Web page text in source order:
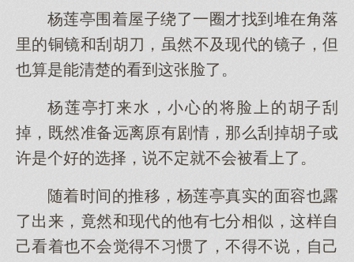
杨莲亭围着屋子绕了一圈才找到堆在角落
里的铜镜和刮胡刀，虽然不及现代的镜子，但
也算是能清楚的看到这张脸了。
杨莲亭打来水，小心的将脸上的胡子刮
掉，既然准备远离原有剧情，那么刮掉胡子或
许是个好的选择，说不定就不会被看上了。
随着时间的推移，杨莲亭真实的面容也露
了出来，竟然和现代的他有七分相似，这样自
己看着也不会觉得不习惯了，不得不说，自己